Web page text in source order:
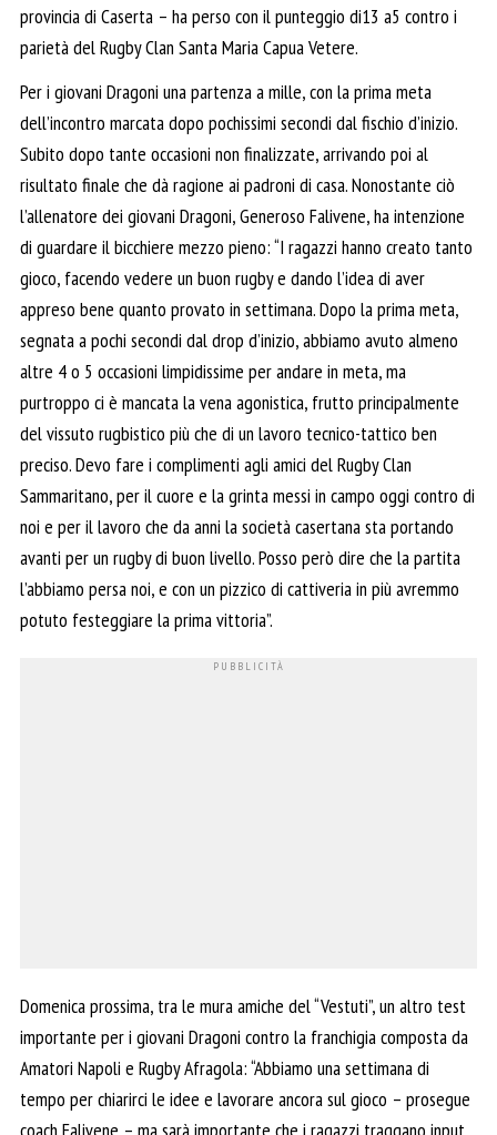
provincia di Caserta – ha perso con il punteggio di13 a5 contro i
parietà del Rugby Clan Santa Maria Capua Vetere.
Per i giovani Dragoni una partenza a mille, con la prima meta
dell’incontro marcata dopo pochissimi secondi dal fischio d’inizio.
Subito dopo tante occasioni non finalizzate, arrivando poi al
risultato finale che dà ragione ai padroni di casa. Nonostante ciò
l’allenatore dei giovani Dragoni, Generoso Falivene, ha intenzione
di guardare il bicchiere mezzo pieno: “I ragazzi hanno creato tanto
gioco, facendo vedere un buon rugby e dando l’idea di aver
appreso bene quanto provato in settimana. Dopo la prima meta,
segnata a pochi secondi dal drop d’inizio, abbiamo avuto almeno
altre 4 o 5 occasioni limpidissime per andare in meta, ma
purtroppo ci è mancata la vena agonistica, frutto principalmente
del vissuto rugbistico più che di un lavoro tecnico-tattico ben
preciso. Devo fare i complimenti agli amici del Rugby Clan
Sammaritano, per il cuore e la grinta messi in campo oggi contro di
noi e per il lavoro che da anni la società casertana sta portando
avanti per un rugby di buon livello. Posso però dire che la partita
l’abbiamo persa noi, e con un pizzico di cattiveria in più avremmo
potuto festeggiare la prima vittoria”.
Domenica prossima, tra le mura amiche del “Vestuti”, un altro test
importante per i giovani Dragoni contro la franchigia composta da
Amatori Napoli e Rugby Afragola: “Abbiamo una settimana di
tempo per chiarirci le idee e lavorare ancora sul gioco – prosegue